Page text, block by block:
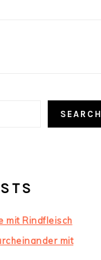
SEARCH
mit Rindfleisch
mit